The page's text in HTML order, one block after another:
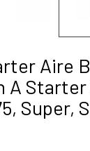
Aire
A Starter
Super,